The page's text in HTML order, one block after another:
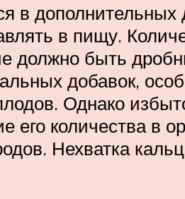
в дополнительных
в пищу.
должно быть
добавок,
Однако
его количества в
Нехватка